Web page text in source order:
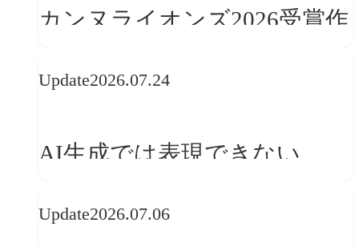
カンヌライオンズ2026受賞作
──「優れたブランド体験」
か
Update2026.07.24
AI生成では表現できない
望
Update2026.07.06